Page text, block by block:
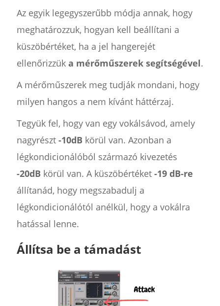
Az egyik legegyszerűbb módja annak, hogy
meghatározzuk, hogyan kell beállítani a
küszöbértéket, ha a jel hangerejét
ellenőrizzük a mérőműszerek segítségével.
A mérőműszerek meg tudják mondani, hogy
milyen hangos a nem kívánt háttérzaj.
Tegyük fel, hogy van egy vokálsávod, amely
nagyrészt -10dB körül van. Azonban a
légkondicionálóból származó kivezetés
-20dB körül van. A küszöbértéket -19 dB-re
állítanád, hogy megszabadulj a
légkondicionálótól anélkül, hogy a vokálra
hatással lenne.
Állítsa be a támadást